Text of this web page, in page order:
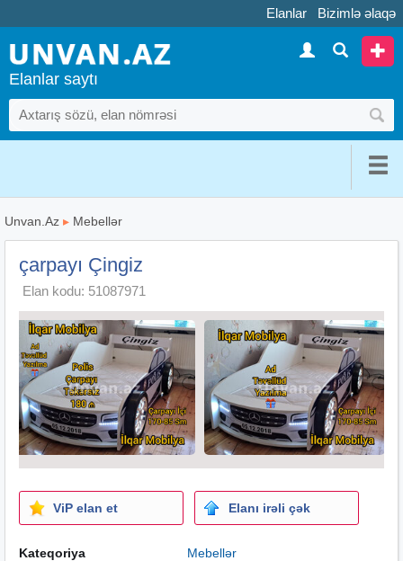
Elanlar Bizimlə əlaqə
Elanlar saytı
Unvan.Az ▸ Mebellər
çarpayı Çingiz
Elan kodu: 51087971
ViP elan et Elanı irəli çək
Kateqoriya
Mebellər